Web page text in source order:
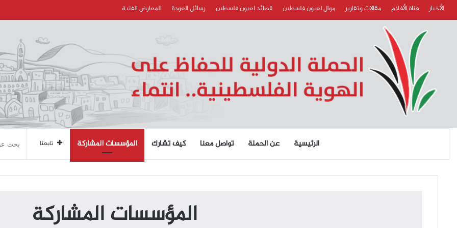
الأخبار قناة الأفلام مقالات وتقارير موال لعيون فلسطين قصائد لعيون فلسطين رسائل العودة المعارض الفنية
الرئيسية عن الحملة تواصل معنا كيف تشارك المؤسسات المشاركة تابعنا
المؤسسات المشاركة